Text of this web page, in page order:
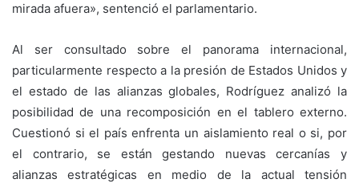
mirada afuera», sentenció el parlamentario.
Al ser consultado sobre el panorama internacional,
particularmente respecto a la presión de Estados Unidos y
el estado de las alianzas globales, Rodríguez analizó la
posibilidad de una recomposición en el tablero externo.
Cuestionó si el país enfrenta un aislamiento real o si, por
el contrario, se están gestando nuevas cercanías y
alianzas estratégicas en medio de la actual tensión